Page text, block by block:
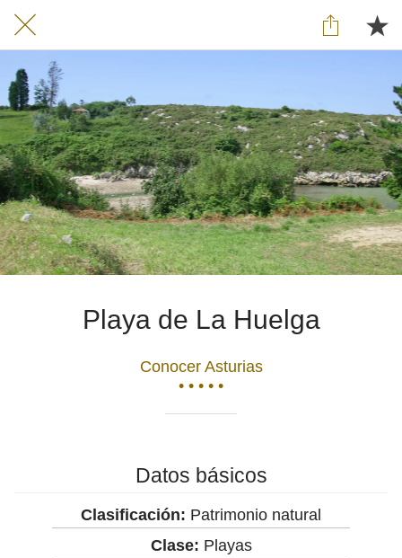
Playa de La Huelga
Conocer Asturias
• • • • •
Datos básicos
Clasificación: Patrimonio natural
Clase: Playas